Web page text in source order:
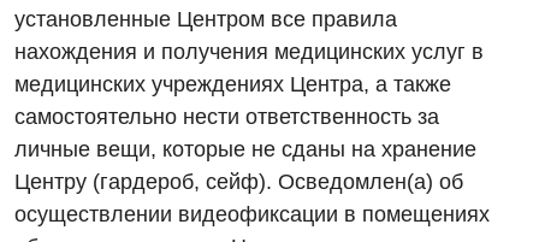
Акушерство и гинекология
Андрология
Бесплатные услуги
Вакцинация
Скорая медицинская помощь
Терапевтическое отделение
Травматологическое отделение
Урологическое отделение
Хирургическое отделение
Русский
установленные Центром все правила
нахождения и получения медицинских услуг в
медицинских учреждениях Центра, а также
самостоятельно нести ответственность за
личные вещи, которые не сданы на хранение
Центру (гардероб, сейф). Осведомлен(а) об
осуществлении видеофиксации в помещениях